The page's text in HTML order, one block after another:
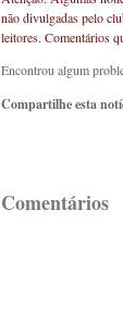
não divulgadas pelo
leitores. Comentários
Encontrou algum
Compartilhe esta
Comentários